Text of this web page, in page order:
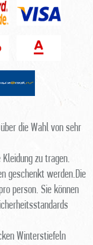
die Wahl von sehr
zu tragen.
geschenkt werden.Die
person. Sie können
Winterstiefeln